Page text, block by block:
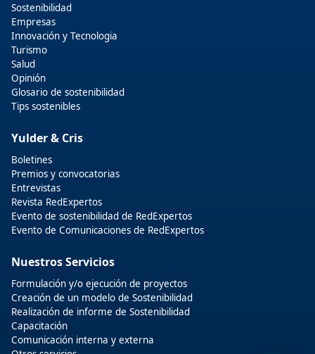
Sostenibilidad
Empresas
Innovación y Tecnologia
Turismo
Salud
Opinión
Glosario de sostenibilidad
Tips sostenibles
Yulder & Cris
Boletines
Premios y convocatorias
Entrevistas
Revista RedExpertos
Evento de sostenibilidad de RedExpertos
Evento de Comunicaciones de RedExpertos
Nuestros Servicios
Formulación y/o ejecución de proyectos
Creación de un modelo de Sostenibilidad
Realización de informe de Sostenibilidad
Capacitación
Comunicación interna y externa